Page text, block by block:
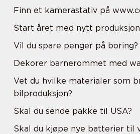
Finn et kamerastativ på
Start året med nytt
Vil du spare penger på boring?
Dekorer barnerommet med
Vet du hvilke materialer som
bilproduksjon?
Skal du sende pakke til USA?
Skal du kjøpe nye batterier til